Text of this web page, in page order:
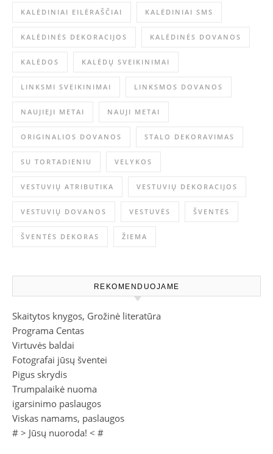
KALĖDINIAI EILĖRAŠČIAI KALĖDINIAI SMS
KALĖDINĖS DEKORACIJOS KALĖDINĖS DOVANOS
KALĖDOS KALĖDŲ SVEIKINIMAI
LINKSMI SVEIKINIMAI LINKSMOS DOVANOS
NAUJIEJI METAI NAUJI METAI
ORIGINALIOS DOVANOS STALO DEKORAVIMAS
SU TORTADIENIU VELYKOS
VESTUVIŲ ATRIBUTIKA VESTUVIŲ DEKORACIJOS
VESTUVIŲ DOVANOS VESTUVĖS ŠVENTĖS
ŠVENTĖS DEKORAS ŽIEMA
REKOMENDUOJAME
Skaitytos knygos, Grožinė literatūra
Programa Centas
Virtuvės baldai
Fotografai jūsų šventei
Pigus skrydis
Trumpalaikė nuoma
igarsinimo paslaugos
Viskas namams, paslaugos
# > Jūsų nuoroda! < #